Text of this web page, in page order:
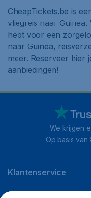
CheapTickets.be is
vliegreis naar Guinea.
hebt voor een
naar Guinea,
meer. Reserveer hier
aanbiedingen!
We krijgen
Op basis van
Klantenservice